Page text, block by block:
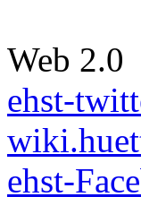
Web 2.0
ehst-
ehst-